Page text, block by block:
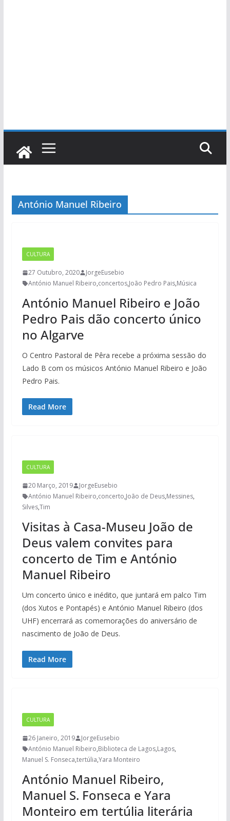
António Manuel Ribeiro
CULTURA
27 Outubro, 2020
JorgeEusebio
António Manuel Ribeiro,concertos,João Pedro Pais,Música
António Manuel Ribeiro e João
Pedro Pais dão concerto único
no Algarve
O Centro Pastoral de Pêra recebe a próxima sessão do
Lado B com os músicos António Manuel Ribeiro e João
Pedro Pais.
Read More
CULTURA
20 Março, 2019
JorgeEusebio
António Manuel Ribeiro,concerto,João de Deus,Messines,
Silves,Tim
Visitas à Casa-Museu João de
Deus valem convites para
concerto de Tim e António
Manuel Ribeiro
Um concerto único e inédito, que juntará em palco Tim
(dos Xutos e Pontapés) e António Manuel Ribeiro (dos
UHF) encerrará as comemorações do aniversário de
nascimento de João de Deus.
Read More
CULTURA
26 Janeiro, 2019
JorgeEusebio
António Manuel Ribeiro,Biblioteca de Lagos,Lagos,
Manuel S. Fonseca,tertúlia,Yara Monteiro
António Manuel Ribeiro,
Manuel S. Fonseca e Yara
Monteiro em tertúlia literária